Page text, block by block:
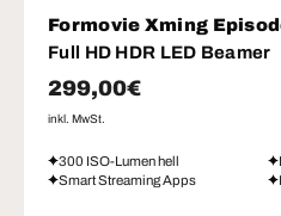
Formovie Xming
Full HD HDR LED Beamer
Normaler Preis
299,00€
inkl. MwSt.
300 ISO-Lumen hell
Smart Streaming Apps